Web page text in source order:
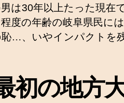
は30年以上たった現在
度の年齢の岐阜県民に
…、いやインパクトを
初の地方